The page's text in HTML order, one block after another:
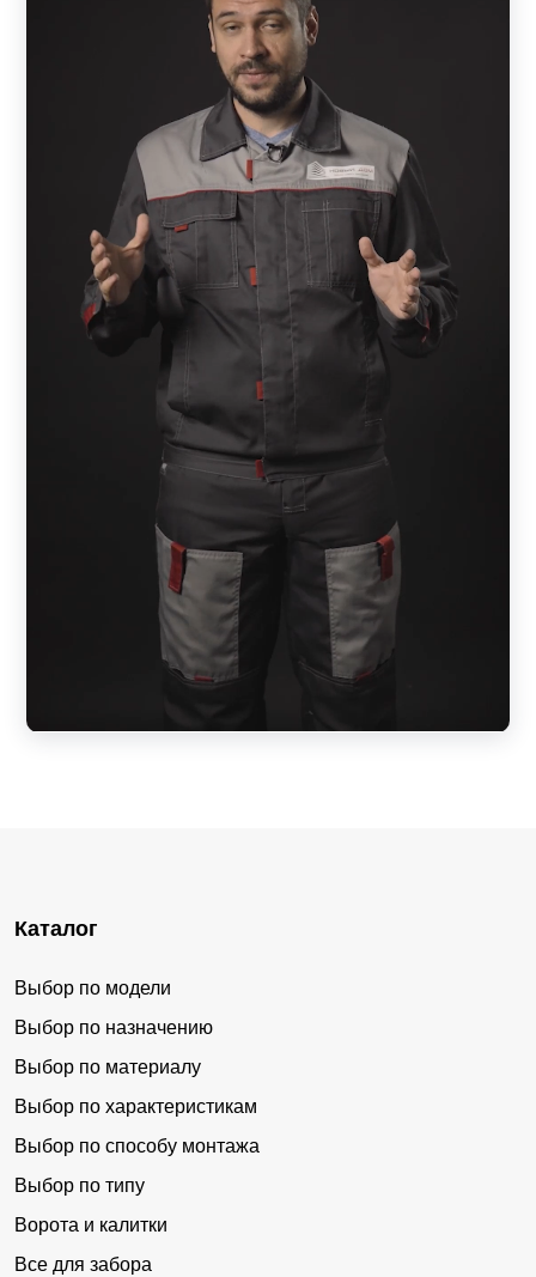
Каталог
Выбор по модели
Выбор по назначению
Выбор по материалу
Выбор по характеристикам
Выбор по способу монтажа
Выбор по типу
Ворота и калитки
Все для забора